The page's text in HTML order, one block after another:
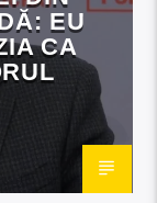
EU
CA